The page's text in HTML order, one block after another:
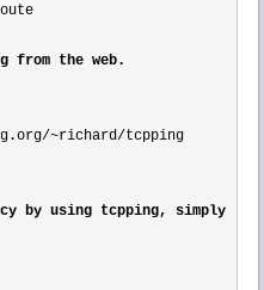
from the web.
~richard/
by using tcpping, simply